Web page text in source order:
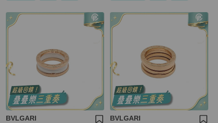
BVLGARI BVLGARI